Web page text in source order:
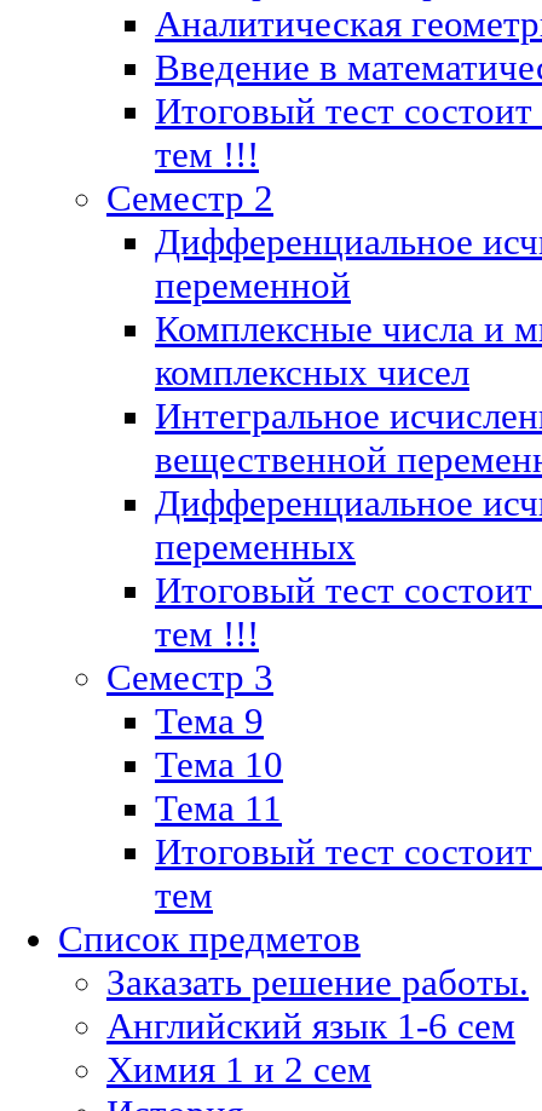
Аналитическая
Введение в
Итоговый тест
тем !!!
Семестр 2
Дифференциальное
переменной
Комплексные числа и
комплексных чисел
Интегральное
вещественной
Дифференциальное
переменных
Итоговый тест
тем !!!
Семестр 3
Тема 9
Тема 10
Тема 11
Итоговый тест
тем
Список предметов
Заказать решение работы.
Английский язык 1-6 сем
Химия 1 и 2 сем